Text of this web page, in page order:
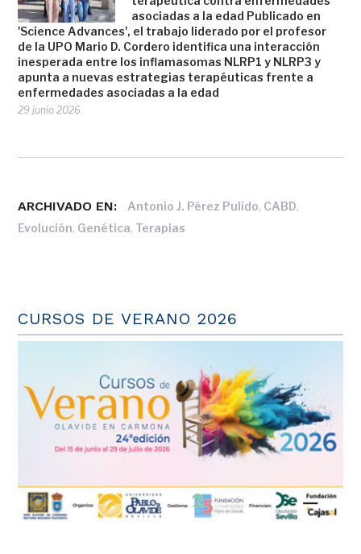
asociadas a la edad Publicado en
'Science Advances', el trabajo liderado por el profesor
de la UPO Mario D. Cordero identifica una interacción
inesperada entre los inflamasomas NLRP1 y NLRP3 y
apunta a nuevas estrategias terapéuticas frente a
enfermedades asociadas a la edad
29 junio 2026
ARCHIVADO EN: Antonio J. Pérez Pulido, CABD,
Evolución, Genética, Terapias
CURSOS DE VERANO 2026